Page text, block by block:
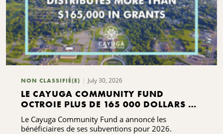
NON CLASSIFIÉ(E) July 30, 2026
LE CAYUGA COMMUNITY FUND
OCTROIE PLUS DE 165 000 DOLLARS DE
SUBVENTIONS
Le Cayuga Community Fund a annoncé les
bénéficiaires de ses subventions pour 2026.